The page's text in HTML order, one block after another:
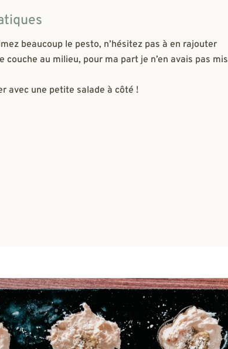
beaucoup le pesto, n’hésitez pas à en rajouter
couche au milieu, pour ma part je n’en avais pas mis
avec une petite salade à côté !